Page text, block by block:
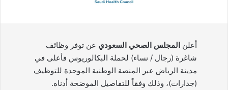
أعلن المجلس الصحي السعودي عن توفر وظائف
شاغرة (رجال / نساء) لحملة البكالوريوس فأعلى في
مدينة الرياض عبر المنصة الوطنية الموحدة للتوظيف
(جدارات)، وذلك وفقاً للتفاصيل الموضحة أدناه.